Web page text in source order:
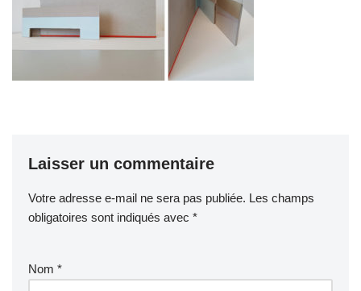
Laisser un commentaire
Votre adresse e-mail ne sera pas publiée. Les champs
obligatoires sont indiqués avec *
Nom *